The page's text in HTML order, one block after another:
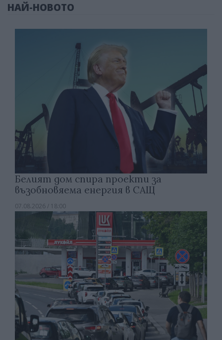
НАЙ-НОВОТО
Белият дом спира проекти за
възобновяема енергия в САЩ
07.08.2026 / 18:00